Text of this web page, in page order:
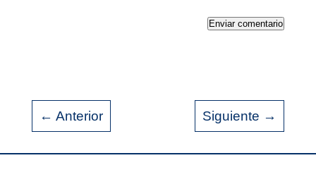
Enviar comentario
← Anterior Siguiente →